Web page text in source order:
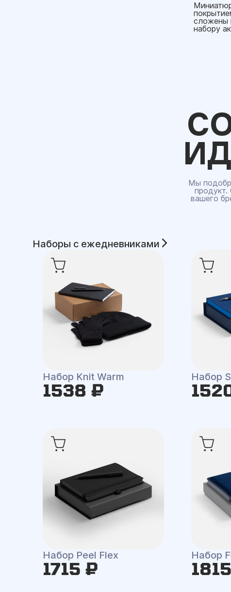
сложены
набору
Мы
продукт.
вашего
Наборы с ежедневниками
Набор Knit Warm
1538 ₽
Набор
Набор Peel Flex
1715 ₽
Набор